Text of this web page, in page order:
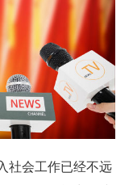
社会工作已经不远